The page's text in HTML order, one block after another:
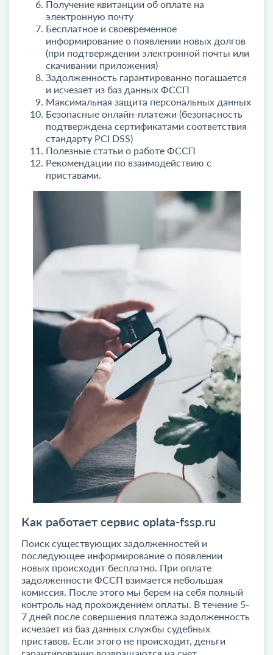
Получение квитанции об оплате на
электронную почту
Бесплатное и своевременное
информирование о появлении новых долгов
(при подтверждении электронной почты или
скачивании приложения)
Задолженность гарантированно погашается
и исчезает из баз данных ФССП
Максимальная защита персональных данных
Безопасные онлайн-платежи (безопасность
подтверждена сертификатами соответствия
стандарту PCI DSS)
Полезные статьи о работе ФССП
Рекомендации по взаимодействию с
приставами.
Как работает сервис oplata-fssp.ru
Поиск существующих задолженностей и
последующее информирование о появлении
новых происходит бесплатно. При оплате
задолженности ФССП взимается небольшая
комиссия. После этого мы берем на себя полный
контроль над прохождением оплаты. В течение 5-
7 дней после совершения платежа задолженность
исчезает из баз данных службы судебных
приставов. Если этого не происходит, деньги